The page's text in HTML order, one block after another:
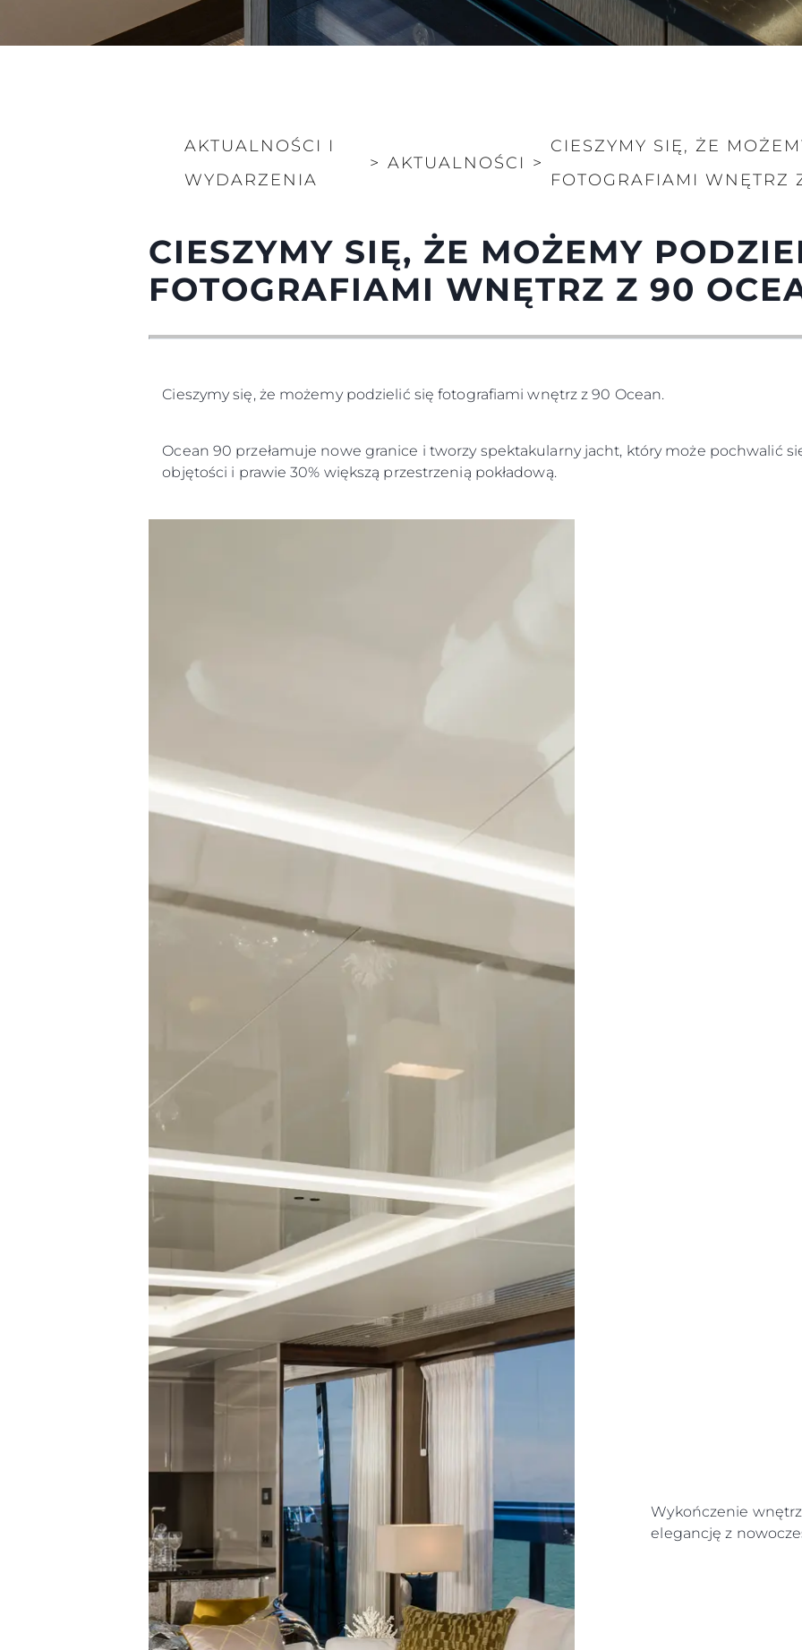
AKTUALNOŚCI I
WYDARZENIA
> AKTUALNOŚCI >
CIESZYMY SIĘ, ŻE
FOTOGRAFIAMI WNĘTRZ
CIESZYMY SIĘ, ŻE MOŻEMY
FOTOGRAFIAMI WNĘTRZ Z 90
Cieszymy się, że możemy podzielić się fotografiami wnętrz z 90 Ocean.
Ocean 90 przełamuje nowe granice i tworzy spektakularny jacht, który może pochwalić
objętości i prawie 30% większą przestrzenią pokładową.
Wykończenie
elegancję z